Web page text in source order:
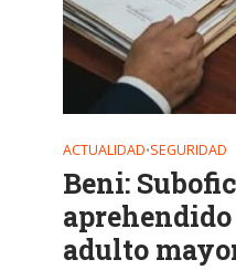
ACTUALIDAD•SEGURIDAD
Beni:
adulto